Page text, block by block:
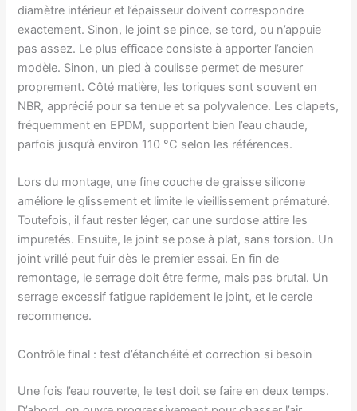
diamètre intérieur et l’épaisseur doivent correspondre
exactement. Sinon, le joint se pince, se tord, ou n’appuie
pas assez. Le plus efficace consiste à apporter l’ancien
modèle. Sinon, un pied à coulisse permet de mesurer
proprement. Côté matière, les toriques sont souvent en
NBR, apprécié pour sa tenue et sa polyvalence. Les clapets,
fréquemment en EPDM, supportent bien l’eau chaude,
parfois jusqu’à environ 110 °C selon les références.
Lors du montage, une fine couche de graisse silicone
améliore le glissement et limite le vieillissement prématuré.
Toutefois, il faut rester léger, car une surdose attire les
impuretés. Ensuite, le joint se pose à plat, sans torsion. Un
joint vrillé peut fuir dès le premier essai. En fin de
remontage, le serrage doit être ferme, mais pas brutal. Un
serrage excessif fatigue rapidement le joint, et le cercle
recommence.
Contrôle final : test d’étanchéité et correction si besoin
Une fois l’eau rouverte, le test doit se faire en deux temps.